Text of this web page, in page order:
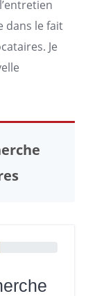
dans le fait
Je